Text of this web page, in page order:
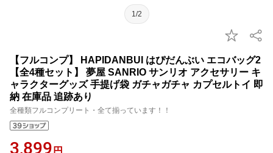
1/2
【フルコンプ】 HAPIDANBUI はぴだんぶい エコバッグ2
【全4種セット】 夢屋 SANRIO サンリオ アクセサリー キ
ャラクターグッズ 手提げ袋 ガチャガチャ カプセルトイ 即
納 在庫品 追跡あり
全種類フルコンプリート・全て揃っています！！
3,899 円